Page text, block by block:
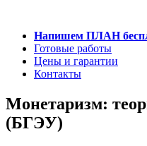
Напишем ПЛАН
Готовые работы
Цены и гарантии
Контакты
Монетаризм:
(БГЭУ)